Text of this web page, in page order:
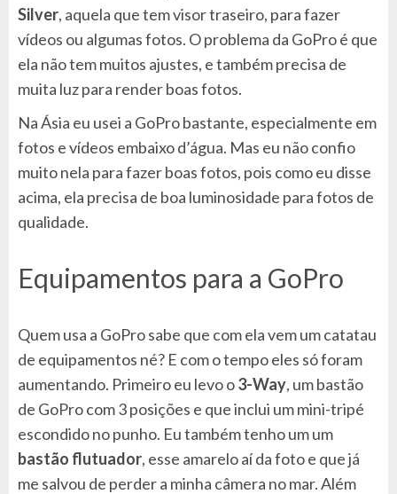
Silver, aquela que tem visor traseiro, para fazer
vídeos ou algumas fotos. O problema da GoPro é que
ela não tem muitos ajustes, e também precisa de
muita luz para render boas fotos.
Na Ásia eu usei a GoPro bastante, especialmente em
fotos e vídeos embaixo d’água. Mas eu não confio
muito nela para fazer boas fotos, pois como eu disse
acima, ela precisa de boa luminosidade para fotos de
qualidade.
Equipamentos para a GoPro
Quem usa a GoPro sabe que com ela vem um catatau
de equipamentos né? E com o tempo eles só foram
aumentando. Primeiro eu levo o3-Way, um bastão
de GoPro com 3 posições e que inclui um mini-tripé
escondido no punho. Eu também tenho um um
bastão flutuador, esse amarelo aí da foto e que já
me salvou de perder a minha câmera no mar. Além